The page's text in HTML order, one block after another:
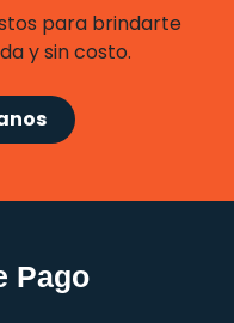
para brindarte
y sin costo.
Pago